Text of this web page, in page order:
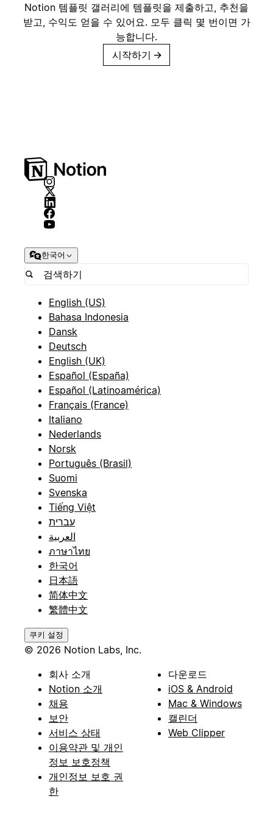
Notion 템플릿 갤러리에 템플릿을 제출하고, 추천을
받고, 수익도 얻을 수 있어요. 모두 클릭 몇 번이면 가
능합니다.
시작하기 →
한국어
English (US)
Bahasa Indonesia
Dansk
Deutsch
English (UK)
Español (España)
Español (Latinoamérica)
Français (France)
Italiano
Nederlands
Norsk
Português (Brasil)
Suomi
Svenska
Tiếng Việt
עברית
العربية
ภาษาไทย
한국어
日本語
简体中文
繁體中文
쿠키 설정
© 2026 Notion Labs, Inc.
회사 소개
Notion 소개
채용
보안
서비스 상태
이용약관 및 개인
정보 보호정책
개인정보 보호 권
한
다운로드
iOS & Android
Mac & Windows
캘린더
Web Clipper